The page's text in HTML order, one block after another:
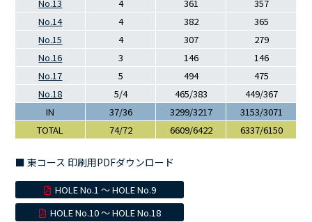
No.13
4 361
357
No.14
4 382
365
No.15
4 307
279
No.16
3 146
146
No.17
5 494
475
No.18
5/4 465/383
449/367
IN
37/36 3299/3217
3153/3071
TOTAL
74/72 6609/6422 6337/6150
■ 東コース 印刷用PDFダウンロード
HOLE No.1 〜 HOLE No.9
HOLE No.10 〜 HOLE No.18